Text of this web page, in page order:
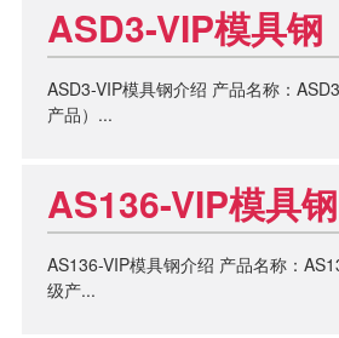
ASD3-VIP模具钢
ASD3-VIP模具钢介绍 产品名称：
产品）...
AS136-VIP模具钢
AS136-VIP模具钢介绍 产品名称：
级产...